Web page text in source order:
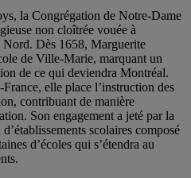
la Congrégation de Notre-Dame
non cloîtrée vouée à
Nord. Dès 1658, Marguerite
de Ville-Marie, marquant un
de ce qui deviendra Montréal.
elle place l’instruction des
contribuant de manière
Son engagement a jeté par la
scolaires composé
d’écoles qui s’étendra au